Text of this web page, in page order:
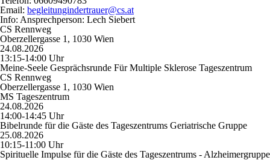
Email: begleitungindertrauer@cs.at
Info: Ansprechperson: Lech Siebert
CS Rennweg
Oberzellergasse 1, 1030 Wien
24.08.2026
13:15-14:00 Uhr
Meine-Seele Gesprächsrunde Für Multiple Sklerose Tageszentrum
CS Rennweg
Oberzellergasse 1, 1030 Wien
MS Tageszentrum
24.08.2026
14:00-14:45 Uhr
Bibelrunde für die Gäste des Tageszentrums Geriatrische Gruppe
25.08.2026
10:15-11:00 Uhr
Spirituelle Impulse für die Gäste des Tageszentrums - Alzheimergruppe